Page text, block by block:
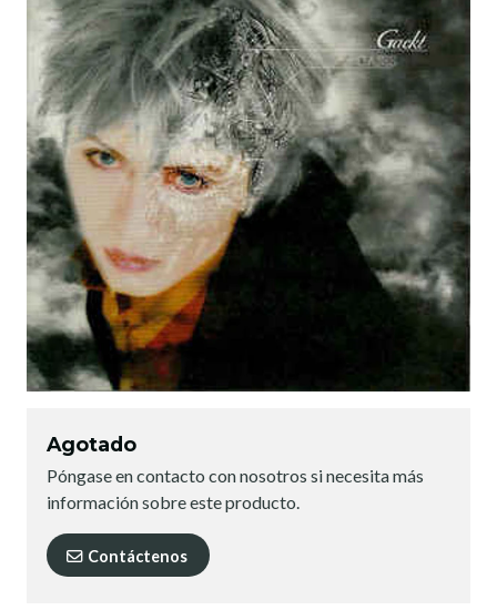
Agotado
Póngase en contacto con nosotros si necesita más
información sobre este producto.
Contáctenos